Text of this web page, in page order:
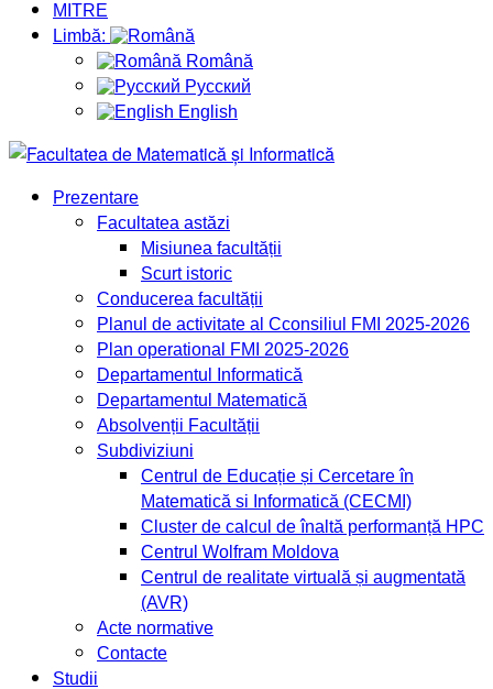
MITRE
Limbă:
Română
Русский
English
Prezentare
Facultatea astăzi
Misiunea facultății
Scurt istoric
Conducerea facultății
Planul de activitate al Cconsiliul FMI 2025-2026
Plan operational FMI 2025-2026
Departamentul Informatică
Departamentul Matematică
Absolvenții Facultății
Subdiviziuni
Centrul de Educație și Cercetare în
Matematică si Informatică (CECMI)
Cluster de calcul de înaltă performanță HPC
Centrul Wolfram Moldova
Centrul de realitate virtuală și augmentată
(AVR)
Acte normative
Contacte
Studii